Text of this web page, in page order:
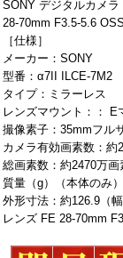
SONY デジタルカメ
28-70mm F3.5-5.6
［仕様］
メーカー：SONY
型番：α7II ILCE-7M2
タイプ：ミラーレス
レンズマウント：： E
撮像素子：35mmフル
カメラ有効画素数：約
総画素数：約2470万画
質量（g）（本体のみ
外形寸法：約126.9（
レンズ FE 28-70mm